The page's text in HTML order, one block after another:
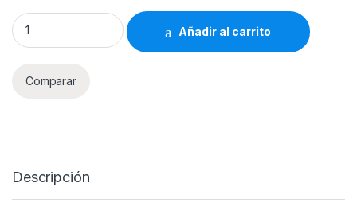
Productos Varios Librería Hosanna 748 quantity
Añadir al carrito
Comparar
Descripción